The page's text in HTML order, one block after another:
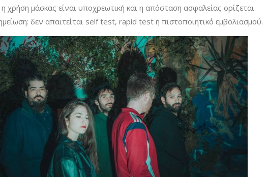
χρήση μάσκας είναι υποχρεωτική και η απόσταση ασφαλείας ορίζεται
δεν απαιτείται self test, rapid test ή πιστοποιητικό εμβολιασμού.